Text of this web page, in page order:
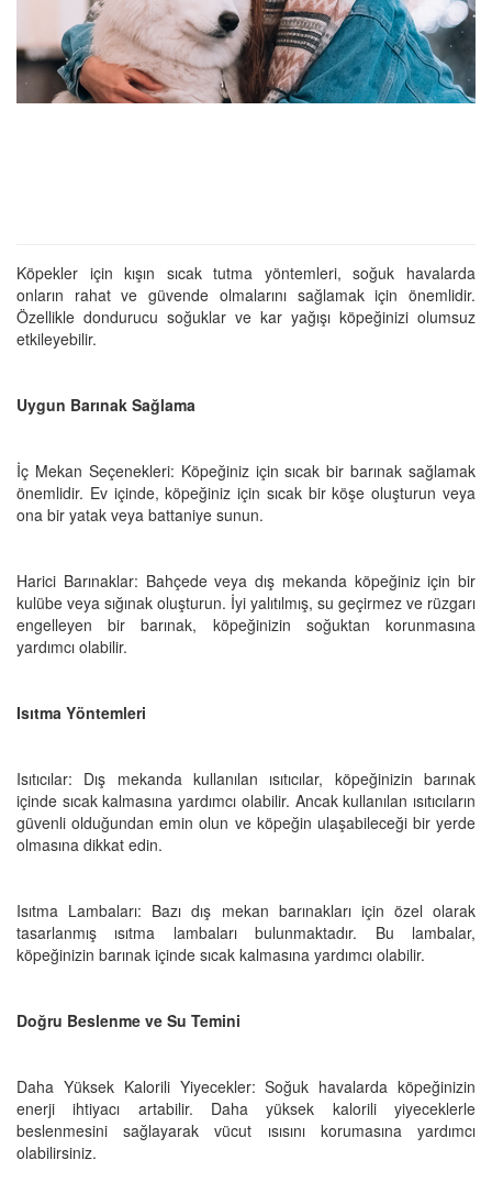
Köpekler için kışın sıcak tutma yöntemleri, soğuk havalarda
onların rahat ve güvende olmalarını sağlamak için önemlidir.
Özellikle dondurucu soğuklar ve kar yağışı köpeğinizi olumsuz
etkileyebilir.
Uygun Barınak Sağlama
İç Mekan Seçenekleri: Köpeğiniz için sıcak bir barınak sağlamak
önemlidir. Ev içinde, köpeğiniz için sıcak bir köşe oluşturun veya
ona bir yatak veya battaniye sunun.
Harici Barınaklar: Bahçede veya dış mekanda köpeğiniz için bir
kulübe veya sığınak oluşturun. İyi yalıtılmış, su geçirmez ve rüzgarı
engelleyen bir barınak, köpeğinizin soğuktan korunmasına
yardımcı olabilir.
Isıtma Yöntemleri
Isıtıcılar: Dış mekanda kullanılan ısıtıcılar, köpeğinizin barınak
içinde sıcak kalmasına yardımcı olabilir. Ancak kullanılan ısıtıcıların
güvenli olduğundan emin olun ve köpeğin ulaşabileceği bir yerde
olmasına dikkat edin.
Isıtma Lambaları: Bazı dış mekan barınakları için özel olarak
tasarlanmış ısıtma lambaları bulunmaktadır. Bu lambalar,
köpeğinizin barınak içinde sıcak kalmasına yardımcı olabilir.
Doğru Beslenme ve Su Temini
Daha Yüksek Kalorili Yiyecekler: Soğuk havalarda köpeğinizin
enerji ihtiyacı artabilir. Daha yüksek kalorili yiyeceklerle
beslenmesini sağlayarak vücut ısısını korumasına yardımcı
olabilirsiniz.